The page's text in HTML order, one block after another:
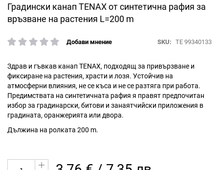
Градински канап TENAX от синтетична рафия за
връзване на растения L=200 m
рейтинг:
Добави мнение SKU TE 99340133
Здрав и гъвкав канап TENAX, подходящ за привързване и
фиксиране на растения, храсти и лозя. Устойчив на
атмосферни влияния, не се къса и не се разтяга при работа.
Предимствата на синтетичната рафия я правят предпочитан
избор за градинарски, битови и занаятчийски приложения в
градината, оранжерията или двора.
Дължина на ролката 200 m.
Преминете
началото
галерия
снимки